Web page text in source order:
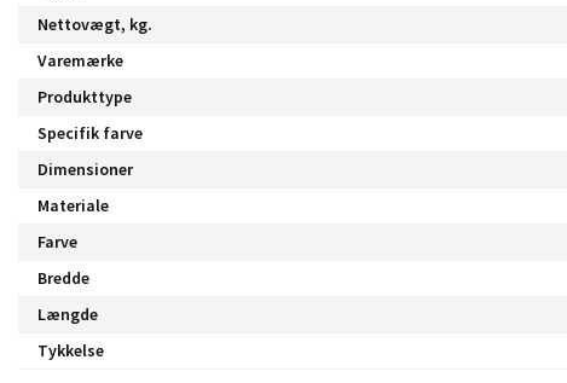
Nettovægt, kg.
Varemærke
Produkttype
Specifik farve
Dimensioner
Materiale
Farve
Bredde
Længde
Tykkelse